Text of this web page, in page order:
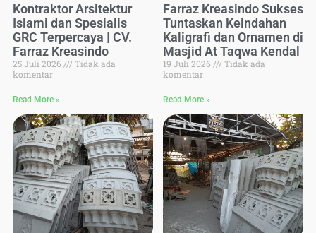
Kontraktor Arsitektur
Islami dan Spesialis
GRC Terpercaya | CV.
Farraz Kreasindo
25 Juli 2026
Tidak ada
komentar
Read More »
Farraz Kreasindo Sukses
Tuntaskan Keindahan
Kaligrafi dan Ornamen di
Masjid At Taqwa Kendal
19 Juli 2026
Tidak ada
komentar
Read More »